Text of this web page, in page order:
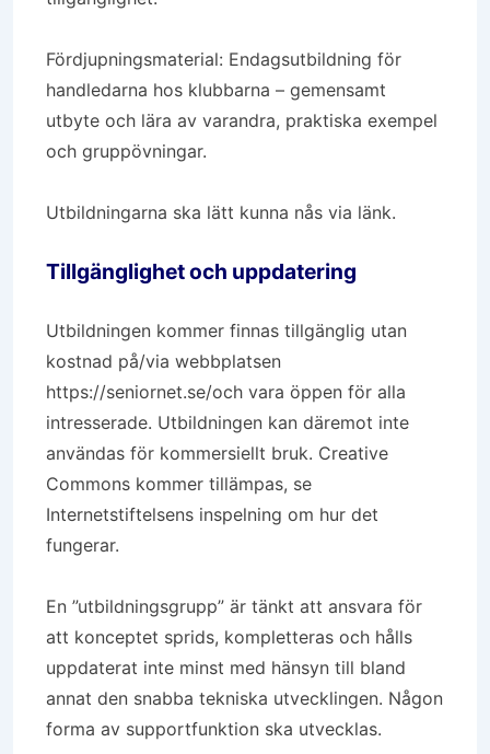
Fördjupningsmaterial: Endagsutbildning för
handledarna hos klubbarna – gemensamt
utbyte och lära av varandra, praktiska exempel
och gruppövningar.
Utbildningarna ska lätt kunna nås via länk.
Tillgänglighet och uppdatering
Utbildningen kommer finnas tillgänglig utan
kostnad på/via webbplatsen
https://seniornet.se/och vara öppen för alla
intresserade. Utbildningen kan däremot inte
användas för kommersiellt bruk. Creative
Commons kommer tillämpas, se
Internetstiftelsens inspelning om hur det
fungerar.
En ”utbildningsgrupp” är tänkt att ansvara för
att konceptet sprids, kompletteras och hålls
uppdaterat inte minst med hänsyn till bland
annat den snabba tekniska utvecklingen. Någon
forma av supportfunktion ska utvecklas.